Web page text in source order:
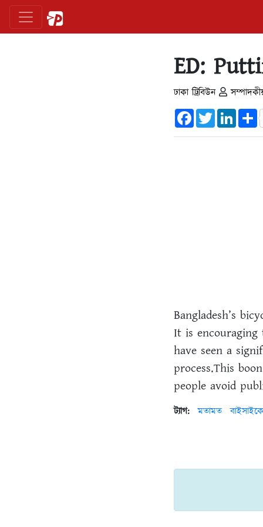
ED:
ঢাকা ট্রিবিউন
FacebookTwitter
Bangladesh’s
It is encouraging
have seen a
process.This
people avoid
ট্যাগ: মতামত